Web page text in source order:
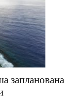
запланована